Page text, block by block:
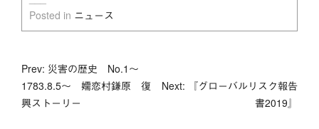
Posted in ニュース
投
稿
Prev: 災害の歴史 No.1～
1783.8.5～ 嬬恋村鎌原 復
興ストーリー
Next: 『グローバルリスク報告
書2019』